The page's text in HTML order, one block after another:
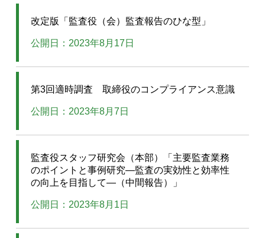
改定版「監査役（会）監査報告のひな型」
公開日：2023年8月17日
第3回適時調査 取締役のコンプライアンス意識
公開日：2023年8月7日
監査役スタッフ研究会（本部）「主要監査業務
のポイントと事例研究―監査の実効性と効率性
の向上を目指して―（中間報告）」
公開日：2023年8月1日